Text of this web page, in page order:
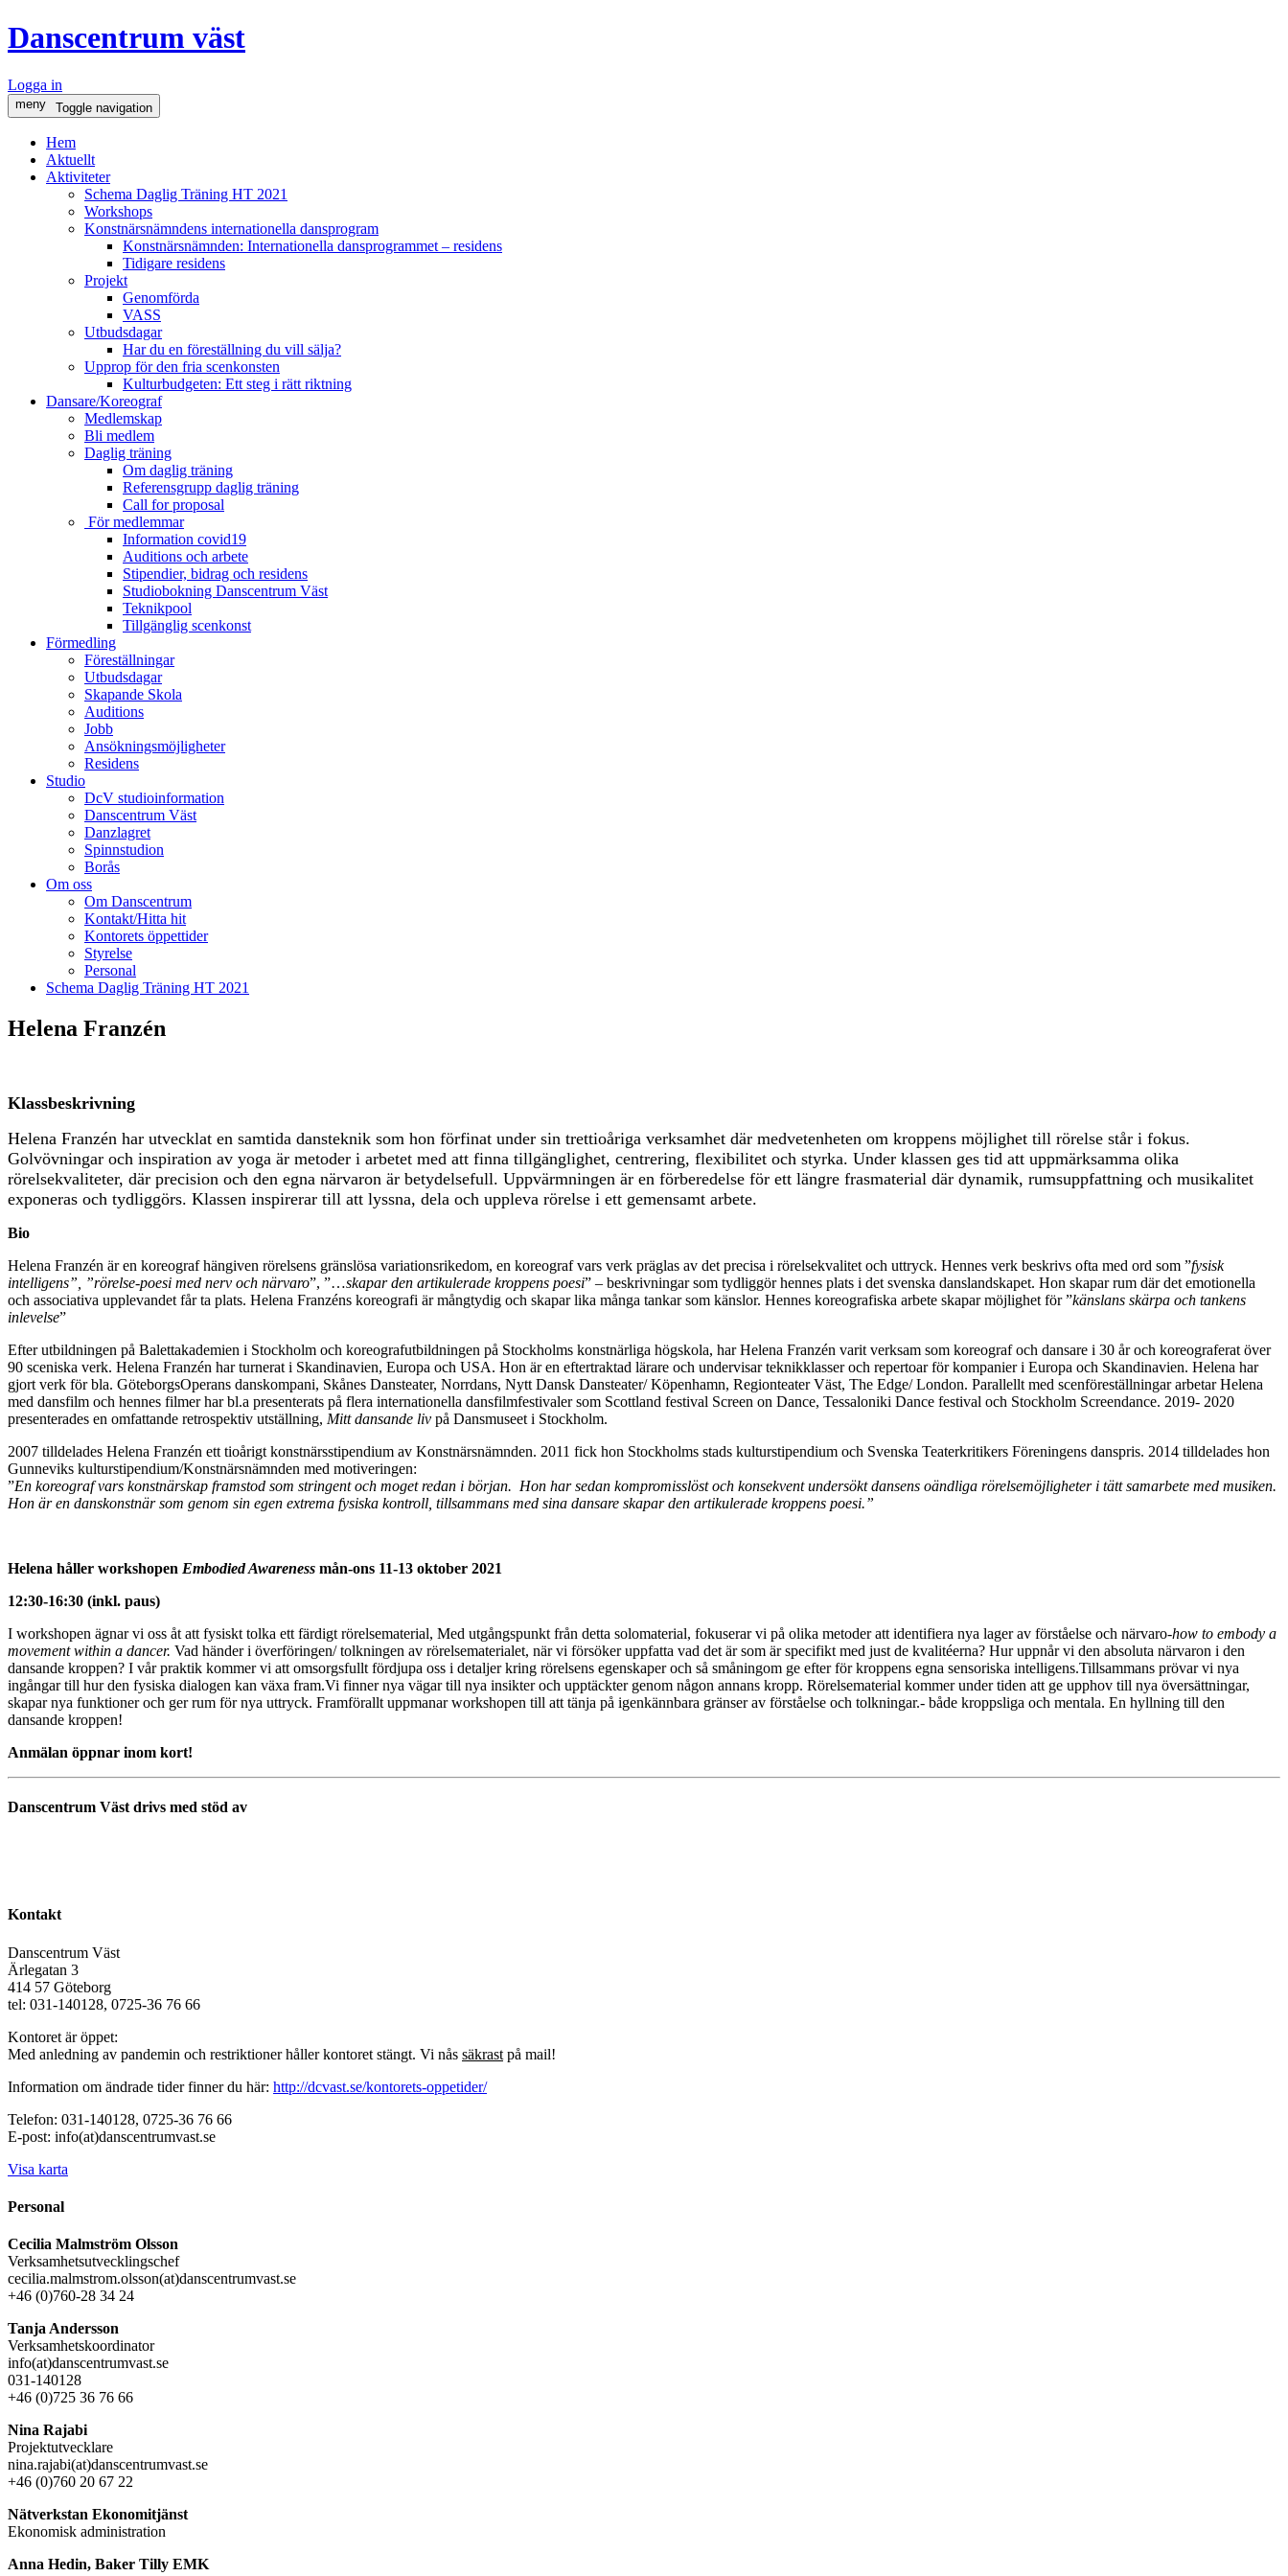
Danscentrum väst
Logga in
meny Toggle navigation
Hem
Aktuellt
Aktiviteter
Schema Daglig Träning HT 2021
Workshops
Konstnärsnämndens internationella dansprogram
Konstnärsnämnden: Internationella dansprogrammet – residens
Tidigare residens
Projekt
Genomförda
VASS
Utbudsdagar
Har du en föreställning du vill sälja?
Upprop för den fria scenkonsten
Kulturbudgeten: Ett steg i rätt riktning
Dansare/Koreograf
Medlemskap
Bli medlem
Daglig träning
Om daglig träning
Referensgrupp daglig träning
Call for proposal
För medlemmar
Information covid19
Auditions och arbete
Stipendier, bidrag och residens
Studiobokning Danscentrum Väst
Teknikpool
Tillgänglig scenkonst
Förmedling
Föreställningar
Utbudsdagar
Skapande Skola
Auditions
Jobb
Ansökningsmöjligheter
Residens
Studio
DcV studioinformation
Danscentrum Väst
Danzlagret
Spinnstudion
Borås
Om oss
Om Danscentrum
Kontakt/Hitta hit
Kontorets öppettider
Styrelse
Personal
Schema Daglig Träning HT 2021
Helena Franzén
Klassbeskrivning
Helena Franzén har utvecklat en samtida dansteknik som hon förfinat under sin trettioåriga verksamhet där medvetenheten om kroppens möjlighet till rörelse står i fokus.
Golvövningar och inspiration av yoga är metoder i arbetet med att finna tillgänglighet, centrering, flexibilitet och styrka. Under klassen ges tid att uppmärksamma olika
rörelsekvaliteter, där precision och den egna närvaron är betydelsefull. Uppvärmningen är en förberedelse för ett längre frasmaterial där dynamik, rumsuppfattning och musikalitet
exponeras och tydliggörs. Klassen inspirerar till att lyssna, dela och uppleva rörelse i ett gemensamt arbete.
Bio
Helena Franzén är en koreograf hängiven rörelsens gränslösa variationsrikedom, en koreograf vars verk präglas av det precisa i rörelsekvalitet och uttryck. Hennes verk beskrivs ofta med ord som ”fysisk
intelligens”, ”rörelse-poesi med nerv och närvaro”, ”…skapar den artikulerade kroppens poesi” – beskrivningar som tydliggör hennes plats i det svenska danslandskapet. Hon skapar rum där det emotionella
och associativa upplevandet får ta plats. Helena Franzéns koreografi är mångtydig och skapar lika många tankar som känslor. Hennes koreografiska arbete skapar möjlighet för ”känslans skärpa och tankens
inlevelse”
Efter utbildningen på Balettakademien i Stockholm och koreografutbildningen på Stockholms konstnärliga högskola, har Helena Franzén varit verksam som koreograf och dansare i 30 år och koreograferat över
90 sceniska verk. Helena Franzén har turnerat i Skandinavien, Europa och USA. Hon är en eftertraktad lärare och undervisar teknikklasser och repertoar för kompanier i Europa och Skandinavien. Helena har
gjort verk för bla. GöteborgsOperans danskompani, Skånes Dansteater, Norrdans, Nytt Dansk Dansteater/ Köpenhamn, Regionteater Väst, The Edge/ London. Parallellt med scenföreställningar arbetar Helena
med dansfilm och hennes filmer har bl.a presenterats på flera internationella dansfilmfestivaler som Scottland festival Screen on Dance, Tessaloniki Dance festival och Stockholm Screendance. 2019- 2020
presenterades en omfattande retrospektiv utställning, Mitt dansande liv på Dansmuseet i Stockholm.
2007 tilldelades Helena Franzén ett tioårigt konstnärsstipendium av Konstnärsnämnden. 2011 fick hon Stockholms stads kulturstipendium och Svenska Teaterkritikers Föreningens danspris. 2014 tilldelades hon
Gunneviks kulturstipendium/Konstnärsnämnden med motiveringen:
”En koreograf vars konstnärskap framstod som stringent och moget redan i början. Hon har sedan kompromisslöst och konsekvent undersökt dansens oändliga rörelsemöjligheter i tätt samarbete med musiken.
Hon är en danskonstnär som genom sin egen extrema fysiska kontroll, tillsammans med sina dansare skapar den artikulerade kroppens poesi.”
Helena håller workshopen Embodied Awareness mån-ons 11-13 oktober 2021
12:30-16:30 (inkl. paus)
I workshopen ägnar vi oss åt att fysiskt tolka ett färdigt rörelsematerial, Med utgångspunkt från detta solomaterial, fokuserar vi på olika metoder att identifiera nya lager av förståelse och närvaro-how to embody a
movement within a dancer. Vad händer i överföringen/ tolkningen av rörelsematerialet, när vi försöker uppfatta vad det är som är specifikt med just de kvalitéerna? Hur uppnår vi den absoluta närvaron i den
dansande kroppen? I vår praktik kommer vi att omsorgsfullt fördjupa oss i detaljer kring rörelsens egenskaper och så småningom ge efter för kroppens egna sensoriska intelligens.Tillsammans prövar vi nya
ingångar till hur den fysiska dialogen kan växa fram.Vi finner nya vägar till nya insikter och upptäckter genom någon annans kropp. Rörelsematerial kommer under tiden att ge upphov till nya översättningar,
skapar nya funktioner och ger rum för nya uttryck. Framförallt uppmanar workshopen till att tänja på igenkännbara gränser av förståelse och tolkningar.- både kroppsliga och mentala. En hyllning till den
dansande kroppen!
Anmälan öppnar inom kort!
Danscentrum Väst drivs med stöd av
Kontakt
Danscentrum Väst
Ärlegatan 3
414 57 Göteborg
tel: 031-140128, 0725-36 76 66
Kontoret är öppet:
Med anledning av pandemin och restriktioner håller kontoret stängt. Vi nås säkrast på mail!
Information om ändrade tider finner du här: http://dcvast.se/kontorets-oppetider/
Telefon: 031-140128, 0725-36 76 66
E-post: info(at)danscentrumvast.se
Visa karta
Personal
Cecilia Malmström Olsson
Verksamhetsutvecklingschef
cecilia.malmstrom.olsson(at)danscentrumvast.se
+46 (0)760-28 34 24
Tanja Andersson
Verksamhetskoordinator
info(at)danscentrumvast.se
031-140128
+46 (0)725 36 76 66
Nina Rajabi
Projektutvecklare
nina.rajabi(at)danscentrumvast.se
+46 (0)760 20 67 22
Nätverkstan Ekonomitjänst
Ekonomisk administration
Anna Hedin, Baker Tilly EMK